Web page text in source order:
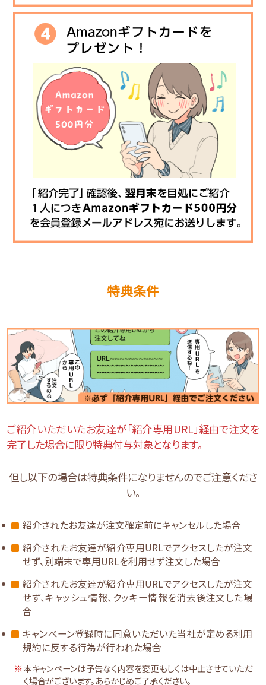
特典条件
ご紹介いただいたお友達が「紹介専用URL」経由で注文を
完了した場合に限り特典付与対象となります。
但し以下の場合は特典条件になりませんのでご注意くださ
い。
紹介されたお友達が注文確定前にキャンセルした場合
紹介されたお友達が紹介専用URLでアクセスしたが注文
せず、別端末で専用URLを利用せず注文した場合
紹介されたお友達が紹介専用URLでアクセスしたが注文
せず、キャッシュ情報、クッキー情報を消去後注文した場
合
キャンペーン登録時に同意いただいた当社が定める利用
規約に反する行為が行われた場合
本キャンペーンは予告なく内容を変更もしくは中止させていただ
く場合がございます。あらかじめご了承ください。